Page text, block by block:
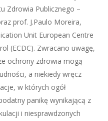
Zdrowia Publicznego –
prof. J.Paulo Moreira,
Unit European Centre
(ECDC). Zwracano uwagę,
ochrony zdrowia mogą
a niekiedy wręcz
w których ogół
panikę wynikającą z
i niesprawdzonych